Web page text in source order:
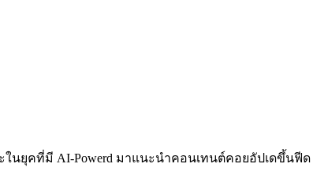
นยุคที่มี AI-Powerd มาแนะนำคอนเทนต์คอยอัปเดขึ้นฟีด